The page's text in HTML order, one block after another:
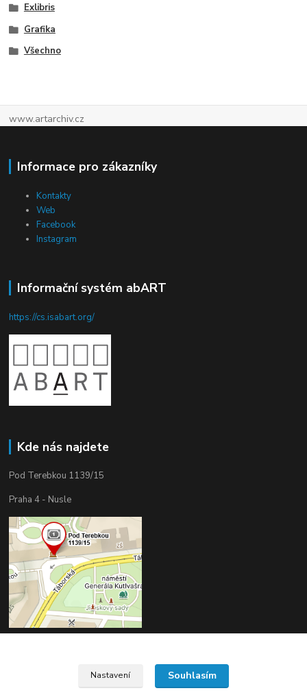
Exlibris
Grafika
Všechno
www.artarchiv.cz
Informace pro zákazníky
Kontakty
Web
Facebook
Instagram
Informační systém abART
https://cs.isabart.org/
Kde nás najdete
Pod Terebkou 1139/15
Praha 4 - Nusle
Upravit sběr cookies.
Nastavení Souhlasím